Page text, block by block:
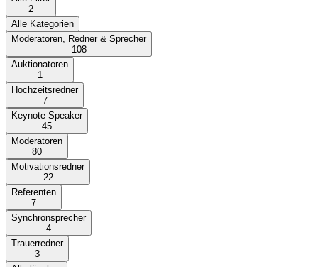
2
Alle Kategorien
Moderatoren, Redner & Sprecher
108
Auktionatoren
1
Hochzeitsredner
7
Keynote Speaker
45
Moderatoren
80
Motivationsredner
22
Referenten
7
Synchronsprecher
4
Trauerredner
3